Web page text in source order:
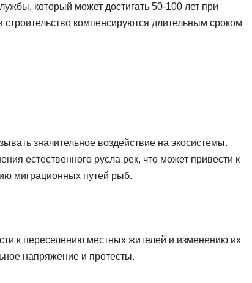
который может достигать 50-100 лет при
компенсируются длительным сроком
значительное воздействие на экосистемы.
естественного русла рек, что может привести к
миграционных путей рыб.
к переселению местных жителей и изменению их
напряжение и протесты.